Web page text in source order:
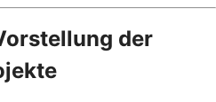
der